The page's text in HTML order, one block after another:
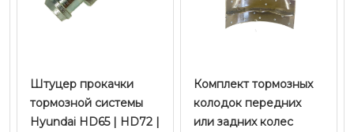
Штуцер прокачки
тормозной системы
Hyundai HD65 | HD72 |
Комплект тормозных
колодок передних
или задних колес